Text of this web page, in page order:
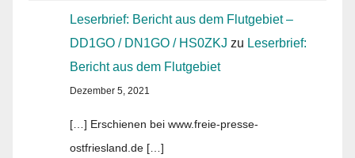
Leserbrief: Bericht aus dem Flutgebiet –
DD1GO / DN1GO / HS0ZKJ zu Leserbrief:
Bericht aus dem Flutgebiet
Dezember 5, 2021
[…] Erschienen bei www.freie-presse-
ostfriesland.de […]